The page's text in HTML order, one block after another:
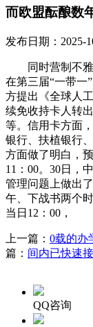
而欧盟酝酿数
发布日期：2025-
同时营制不雅
在第三届“一带一
方提出《全球人
续免收持卡人转
等。信用卡方面
银行、扶植银行
方面做了明白，
11：00。30日，
管理问题上做出
午、下战书两个
当日12：00，
上一篇： 0载的办
篇： 间内已快速
QQ咨询